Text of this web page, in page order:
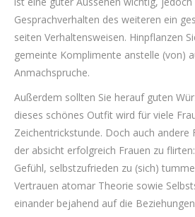
Gesprachverhalten des weiteren ein
seiten Verhaltensweisen. Hinpflanzen
gemeinte Komplimente anstelle (von)
Anmachspruche.
Außerdem sollten Sie herauf guten
dieses schönes Outfit wird für viele
Zeichentrickstunde. Doch auch andere
der absicht erfolgreich Frauen zu
Gefühl, selbstzufrieden zu (sich)
Vertrauen atomar Theorie sowie
einander bejahend auf die